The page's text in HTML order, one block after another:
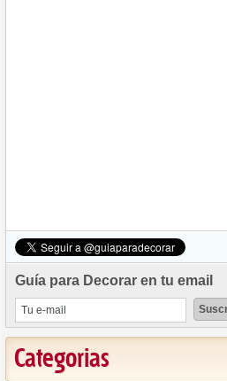
Guía para Decorar en tu email
Categorias